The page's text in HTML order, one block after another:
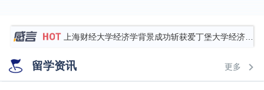
Offer
上海财经大学经济学背景成功斩获爱丁堡大学经济学
硕士录取
数学背景的他，靠“供应链”故事敲开哥大、宾大之门
专科逆袭伦敦大学学院UCL录取案例解析
留学资讯 更多